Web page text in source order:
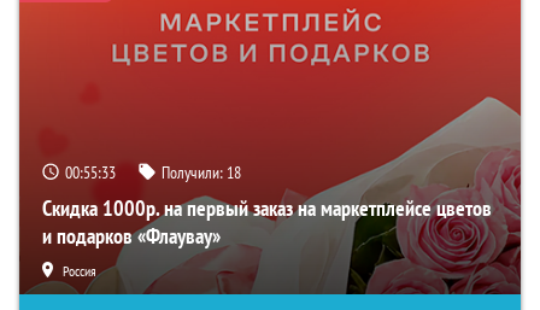
00:55:32 Получили: 18
Скидка 1000р. на первый заказ на маркетплейсе цветов
и подарков «Флаувау»
Россия